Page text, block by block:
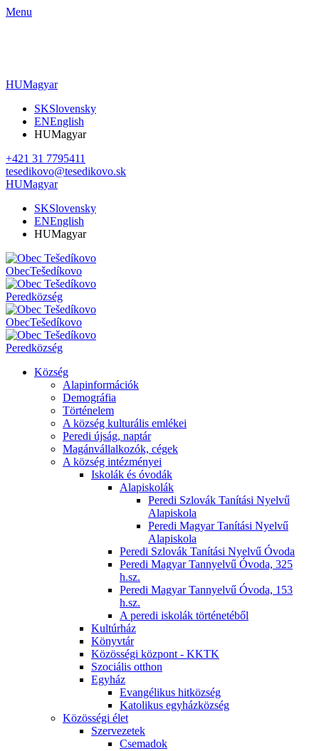
Menu
HUMagyar
SKSlovensky
ENEnglish
HUMagyar
+421 31 7795411
tesedikovo@tesedikovo.sk
HUMagyar
SKSlovensky
ENEnglish
HUMagyar
ObecTešedíkovo
Peredközség
ObecTešedíkovo
Peredközség
Község
Alapinformációk
Demográfia
Történelem
A község kulturális emlékei
Peredi újság, naptár
Magánvállalkozók, cégek
A község intézményei
Iskolák és óvodák
Alapiskolák
Peredi Szlovák Tanítási Nyelvű
Alapiskola
Peredi Magyar Tanítási Nyelvű
Alapiskola
Peredi Szlovák Tanítási Nyelvű Óvoda
Peredi Magyar Tannyelvű Óvoda, 325
h.sz.
Peredi Magyar Tannyelvű Óvoda, 153
h.sz.
A peredi iskolák történetéből
Kultúrház
Könyvtár
Közösségi központ - KKTK
Szociális otthon
Egyház
Evangélikus hitközség
Katolikus egyházközség
Közösségi élet
Szervezetek
Csemadok